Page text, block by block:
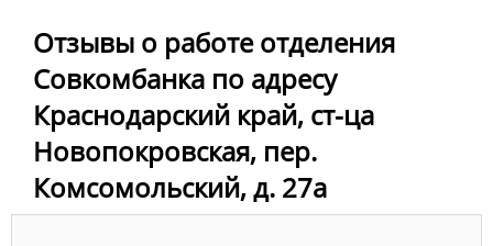
Отзывы о работе отделения
Совкомбанка по адресу
Краснодарский край, ст-ца
Новопокровская, пер.
Комсомольский, д. 27а